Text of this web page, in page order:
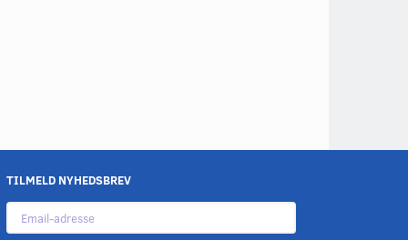
TILMELD NYHEDSBREV
Email-
adresse